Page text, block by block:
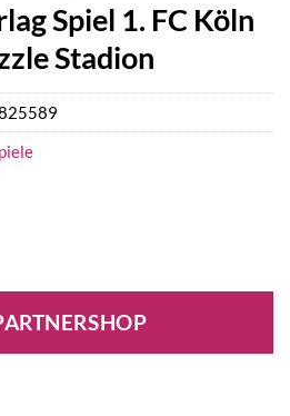
Spiel 1. FC Köln
Stadion